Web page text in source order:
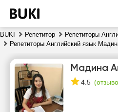
BUKI Репетитор
Репетиторы
Репетиторы Английский язык
Мадина
4.5 (